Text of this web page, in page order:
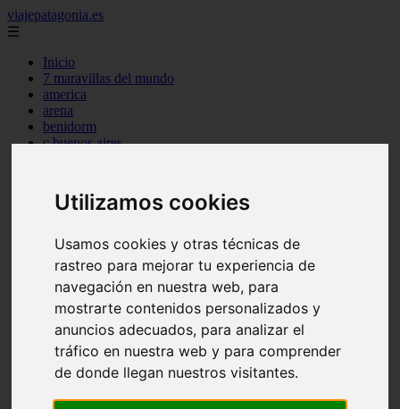
Utilizamos cookies
Usamos cookies y otras técnicas de
rastreo para mejorar tu experiencia de
navegación en nuestra web, para
mostrarte contenidos personalizados y
anuncios adecuados, para analizar el
tráfico en nuestra web y para comprender
de donde llegan nuestros visitantes.
viajepatagonia.es
☰
Inicio
7 maravillas del mundo
america
arena
benidorm
c buenos aires
c generalidades del pais
c mendoza
c provincias
c rio negro
c santa fe
c tierra de fuego
c tucuman
c zona austral
carmen
category
destinos
gijon
lanzarote